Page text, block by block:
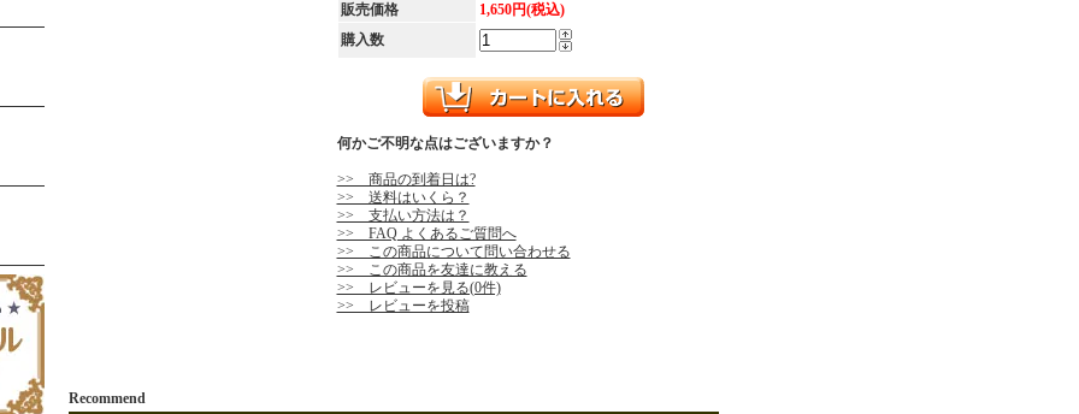
販売価格
1,650円(税込)
購入数
何かご不明な点はございますか？
>> 商品の到着日は?
>> 送料はいくら？
>> 支払い方法は？
>> FAQ よくあるご質問へ
>> この商品について問い合わせる
>> この商品を友達に教える
>> レビューを見る(0件)
>> レビューを投稿
Recommend